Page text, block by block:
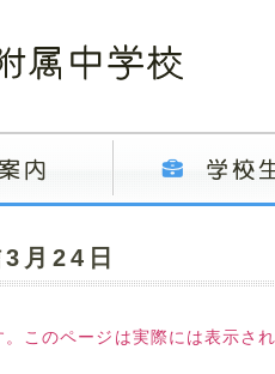
月24日
このページは実際には表示さ